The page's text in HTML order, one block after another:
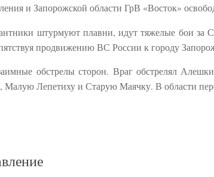
и Запорожской области ГрВ «Восток»
штурмуют плавни, идут тяжелые бои за
продвижению ВС России к городу
обстрелы сторон. Враг обстрелял
Лепетиху и Старую Маячку. В области